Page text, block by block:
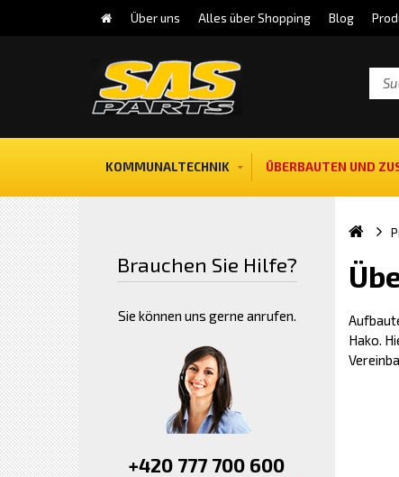
Über uns Alles über Shopping Blog
KOMMUNALTECHNIK ÜBERBAUTEN UND
Brauchen Sie Hilfe?
Sie können uns gerne anrufen.
+420 777 700 600
Hako.